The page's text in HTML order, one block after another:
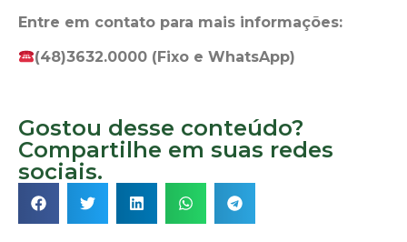
Entre em contato para mais informações:
(48)3632.0000 (Fixo e WhatsApp)
Gostou desse conteúdo?
Compartilhe em suas redes
sociais.